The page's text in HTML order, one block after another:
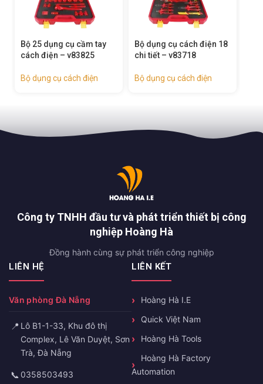
25 dụng cụ cầm tay
điện – v83825
dụng cụ cách điện
Bộ dụng cụ cách điện 18
chi tiết – v83718
Bộ dụng cụ cách điện
Bộ dụng
Công ty TNHH đầu tư và phát triển thiết bị công
nghiệp Hoàng Hà
Đồng hành cùng sự phát triển công nghiệp
LIÊN HỆ
Văn phòng Đà Nẵng
📍 Lô B1-1-33, Khu đô thị
Complex, Lê Văn Duyệt, Sơn
Trà, Đà Nẵng
📞 0358503493
LIÊN KẾT
Hoàng Hà I.E
Quick Việt Nam
Hoàng Hà Tools
Hoàng Hà Factory
Automation